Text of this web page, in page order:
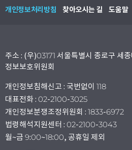
개인정보처리방침 찾아오시는 길 도움말
주소 : (우)03171 서울특별시 종로구 세
정보보호위원회
개인정보침해신고 : 국번없이 118
대표전화 : 02-2100-3025
개인정보분쟁조정위원회 : 1833-6972
법령해석지원센터 : 02-2100-3043
월~금 9:00~18:00, 공휴일 제외